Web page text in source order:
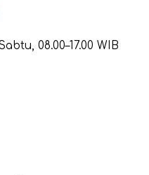
08.00–17.00 WIB